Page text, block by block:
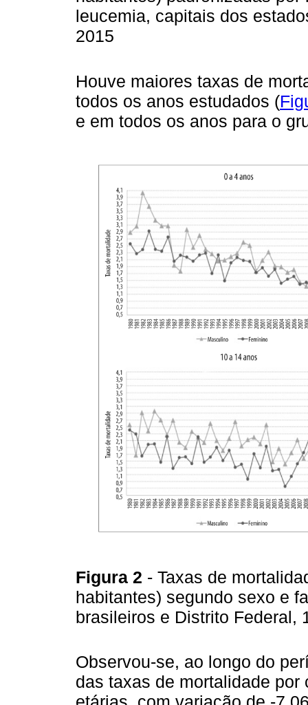
leucemia, capitais dos
2015
Houve maiores taxas de
todos os anos estudados (
e em todos os anos para o
Figura 2 - Taxas de
habitantes) segundo sexo e
brasileiros e Distrito Federal,
Observou-se, ao longo do
das taxas de mortalidade